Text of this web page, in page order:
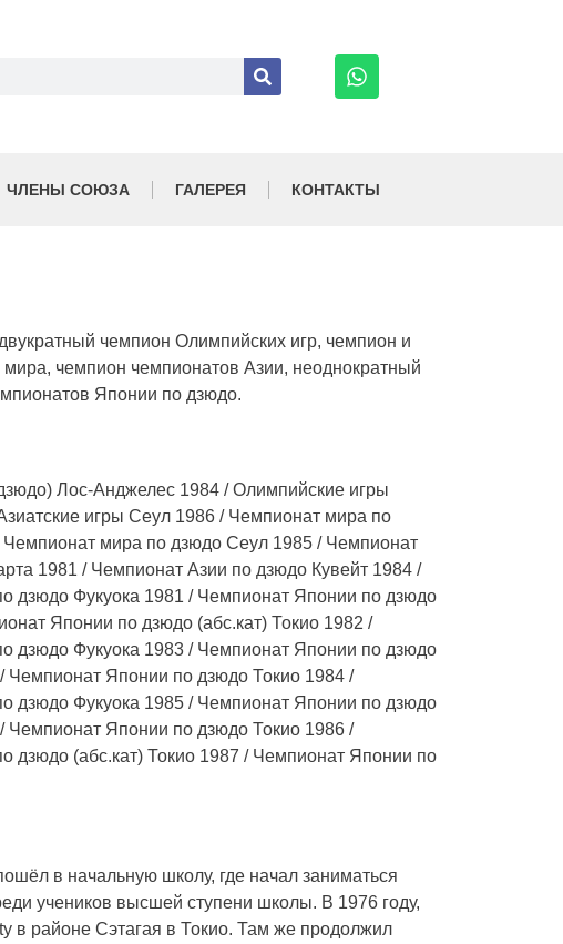
ЧЛЕНЫ СОЮЗА ГАЛЕРЕЯ КОНТАКТЫ
чемпион Олимпийских игр, чемпион и
мира, чемпион чемпионатов Азии, неоднократный
Японии по дзюдо.
Лос-Анджелес 1984 / Олимпийские игры
игры Сеул 1986 / Чемпионат мира по
мира по дзюдо Сеул 1985 / Чемпионат
1981 / Чемпионат Азии по дзюдо Кувейт 1984 /
дзюдо Фукуока 1981 / Чемпионат Японии по дзюдо
Японии по дзюдо (абс.кат) Токио 1982 /
дзюдо Фукуока 1983 / Чемпионат Японии по дзюдо
/ Чемпионат Японии по дзюдо Токио 1984 /
дзюдо Фукуока 1985 / Чемпионат Японии по дзюдо
/ Чемпионат Японии по дзюдо Токио 1986 /
дзюдо (абс.кат) Токио 1987 / Чемпионат Японии по
в начальную школу, где начал заниматься
учеников высшей ступени школы. В 1976 году,
в районе Сэтагая в Токио. Там же продолжил